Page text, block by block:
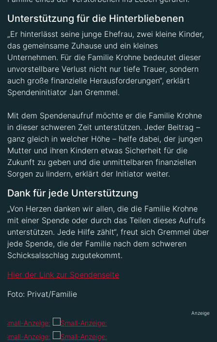
Unterstützung für die Hinterbliebenen
„Er hinterlässt seine junge Ehefrau, zwei kleine Kinder,
das gemeinsame Zuhause und ein kleines
Unternehmen. Für die Familie Krohne bedeutet dieser
unvorstellbare Verlust nicht nur tiefe Trauer, sondern
auch große finanzielle Herausforderungen“, erklärt
Spendeninitiator Jan Gremmel.
Mit dem Spendenaufruf möchte er die Familie Krohne
in dieser schweren Zeit unterstützen. Jeder Beitrag –
ganz gleich in welcher Höhe – helfe dabei, der jungen
Mutter und ihren Kindern etwas Sicherheit für die
Zukunft zu geben und die unmittelbaren finanziellen
Sorgen zu lindern, erklärt der Initiator weiter.
Dank für jede Unterstützung
„Von Herzen danken wir allen, die die Familie Krohne
mit einer Spende oder durch das Teilen dieses Aufrufs
unterstützen. Jede Hilfe zählt“, freut sich Gremmel über
jede Spende, die der Familie nach dem schweren
Schicksalsschlag zugutekommt.
Hier der Link zur Spendenseite
Foto: Privat/Familie
Anzeige